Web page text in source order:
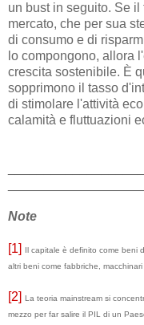
un bust in seguito. Se il
mercato, che per sua
di consumo e di
lo compongono, allora
crescita sostenibile. È
sopprimono il tasso
di stimolare l'attività
calamità e fluttuazioni
Note
[1]
Il capitale è definito come
altri beni come fabbriche,
[2]
La teoria mainstream si
mezzo per far salire il PIL di un